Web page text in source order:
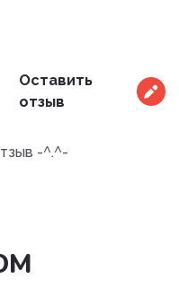
Оставить
отзыв
-^.^-